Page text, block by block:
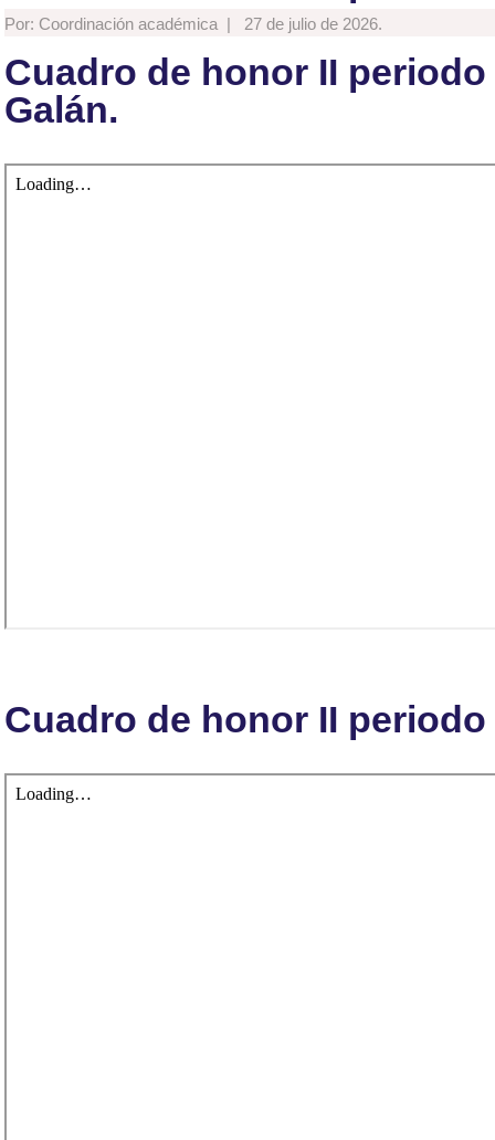
Por: Coordinación académica | 27 de julio de 2026.
Cuadro de honor II
Galán.
Cuadro de honor II